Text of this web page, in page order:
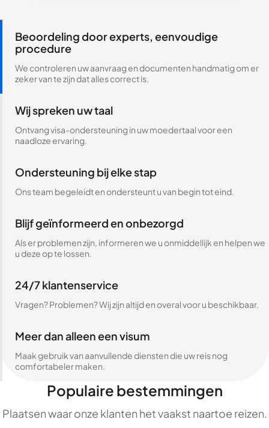
Beoordeling door experts, eenvoudige
procedure
We controleren uw aanvraag en documenten handmatig om er
zeker van te zijn dat alles correct is.
Wij spreken uw taal
Ontvang visa-ondersteuning in uw moedertaal voor een
naadloze ervaring.
Ondersteuning bij elke stap
Ons team begeleidt en ondersteunt u van begin tot eind.
Blijf geïnformeerd en onbezorgd
Als er problemen zijn, informeren we u onmiddellijk en helpen we
u deze op te lossen.
24/7 klantenservice
Vragen? Problemen? Wij zijn altijd en overal voor u beschikbaar.
Meer dan alleen een visum
Maak gebruik van aanvullende diensten die uw reis nog
comfortabeler maken.
Populaire bestemmingen
Plaatsen waar onze klanten het vaakst naartoe reizen.